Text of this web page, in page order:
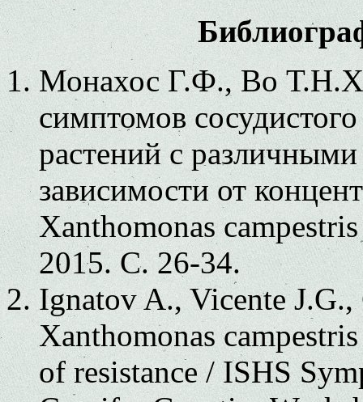
Монахос Г.Ф., Во
симптомов
растений с
зависимости от
Xanthomonas
2015. С. 26-34.
Ignatov A., Vicente
Xanthomonas
of resistance / ISHS